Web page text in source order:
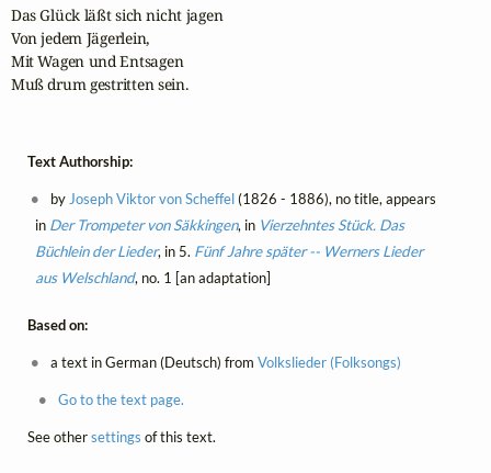
Das Glück läßt sich nicht jagen
Von jedem Jägerlein,
Mit Wagen und Entsagen
Muß drum gestritten sein.
Text Authorship:
byJoseph Viktor von Scheffel(1826 - 1886), no title, appears
in Der Trompeter von Säkkingen, in Vierzehntes Stück. Das
Büchlein der Lieder, in 5. Fünf Jahre später -- Werners Lieder
aus Welschland, no. 1 [an adaptation]
Based on:
a text in German (Deutsch) from Volkslieder (Folksongs)
Go to the text page.
See othersettings of this text.